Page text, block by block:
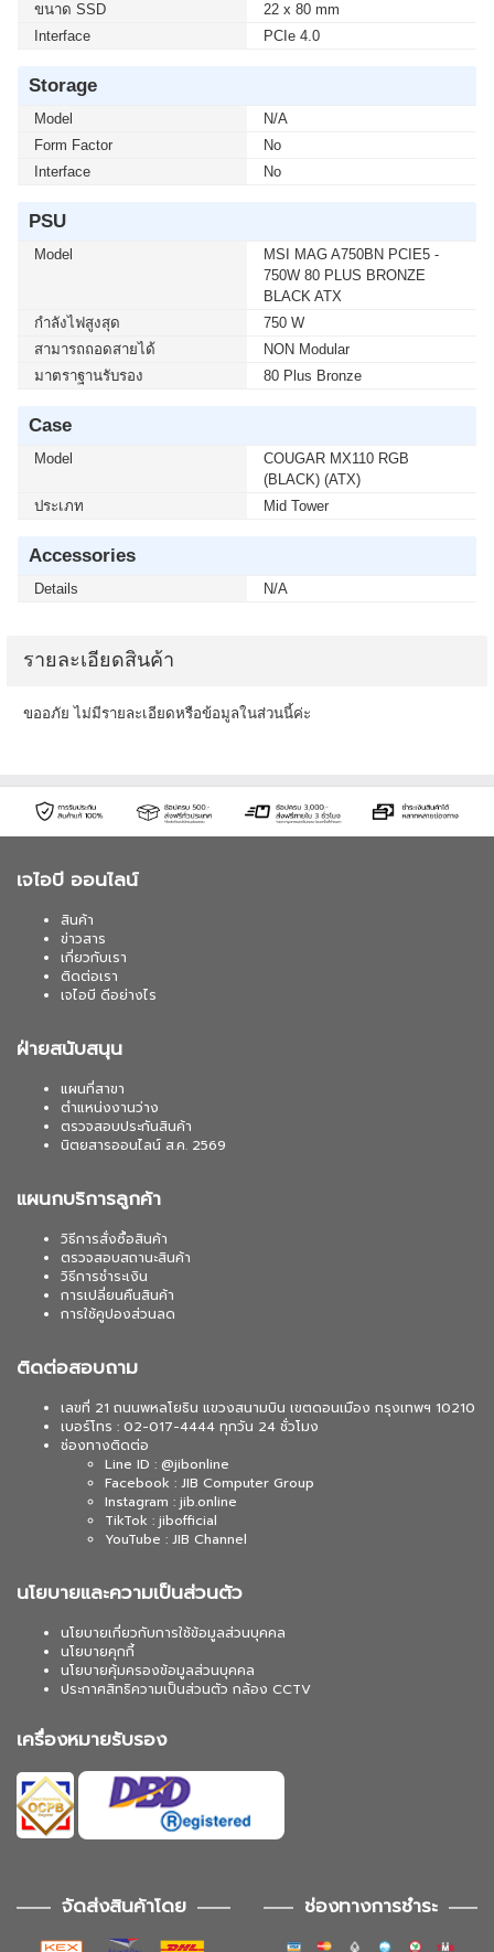
ขนาด SSD
22 x 80 mm
Interface
PCIe 4.0
Storage
Model
N/A
Form Factor
No
Interface
No
PSU
Model
MSI MAG A750BN PCIE5 -
750W 80 PLUS BRONZE
BLACK ATX
กำลังไฟสูงสุด
750 W
สามารถถอดสายได้
NON Modular
มาตราฐานรับรอง
80 Plus Bronze
Case
Model
COUGAR MX110 RGB
(BLACK) (ATX)
ประเภท
Mid Tower
Accessories
Details N/A
รายละเอียดสินค้า
ขออภัย ไม่มีรายละเอียดหรือข้อมูลในส่วนนี้ค่ะ
เจไอบี ออนไลน์
สินค้า
ข่าวสาร
เกี่ยวกับเรา
ติดต่อเรา
เจไอบี ดีอย่างไร
ฝ่ายสนับสนุน
แผนที่สาขา
ตำแหน่งงานว่าง
ตรวจสอบประกันสินค้า
นิตยสารออนไลน์ ส.ค. 2569
แผนกบริการลูกค้า
วิธีการสั่งซื้อสินค้า
ตรวจสอบสถานะสินค้า
วิธีการชำระเงิน
การเปลี่ยนคืนสินค้า
การใช้คูปองส่วนลด
ติดต่อสอบถาม
เลขที่ 21 ถนนพหลโยธิน แขวงสนามบิน เขตดอนเมือง กรุงเทพฯ 10210
เบอร์โทร : 02-017-4444 ทุกวัน 24 ชั่วโมง
ช่องทางติดต่อ
Line ID : @jibonline
Facebook : JIB Computer Group
Instagram : jib.online
TikTok : jibofficial
YouTube : JIB Channel
นโยบายและความเป็นส่วนตัว
นโยบายเกี่ยวกับการใช้ข้อมูลส่วนบุคคล
นโยบายคุกกี้
นโยบายคุ้มครองข้อมูลส่วนบุคคล
ประกาศสิทธิความเป็นส่วนตัว กล้อง CCTV
เครื่องหมายรับรอง
จัดส่งสินค้าโดย ช่องทางการชำระ